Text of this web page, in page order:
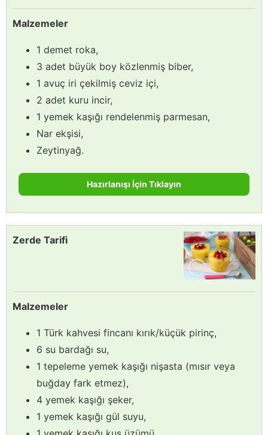
Malzemeler
1 demet roka,
3 adet büyük boy közlenmiş biber,
1 avuç iri çekilmiş ceviz içi,
2 adet kuru incir,
1 yemek kaşığı rendelenmiş parmesan,
Nar ekşisi,
Zeytinyağ.
Hazırlanışı İçin Tıklayın
Zerde Tarifi
Malzemeler
1 Türk kahvesi fincanı kırık/küçük pirinç,
6 su bardağı su,
1 tepeleme yemek kaşığı nişasta (mısır veya
buğday fark etmez),
4 yemek kaşığı şeker,
1 yemek kaşığı gül suyu,